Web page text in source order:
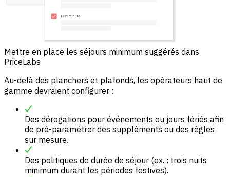
Mettre en place les séjours minimum suggérés dans
PriceLabs
Au-delà des planchers et plafonds, les opérateurs haut de
gamme devraient configurer :
Des dérogations pour événements ou jours fériés afin
de pré-paramétrer des suppléments ou des règles
sur mesure.
Des politiques de durée de séjour (ex. : trois nuits
minimum durant les périodes festives).